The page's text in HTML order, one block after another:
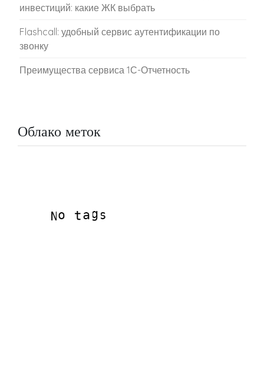
инвестиций: какие ЖК выбрать
Flashcall: удобный сервис аутентификации по
звонку
Преимущества сервиса 1С-Отчетность
Облако меток